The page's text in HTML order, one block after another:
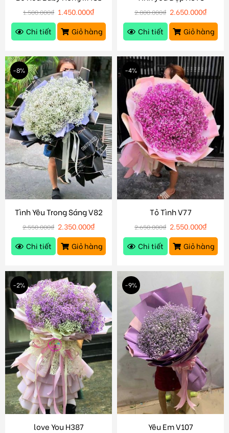
1.500.000₫ 1.450.000₫
Chi tiết
Giỏ hàng
2.800.000₫ 2.650.000₫
Chi tiết
Giỏ hàng
-8%
Tình Yêu Trong Sáng V82
2.550.000₫ 2.350.000₫
Chi tiết
Giỏ hàng
-4%
Tỏ Tình V77
2.650.000₫ 2.550.000₫
Chi tiết
Giỏ hàng
-2%
love You H387
-9%
Yêu Em V107